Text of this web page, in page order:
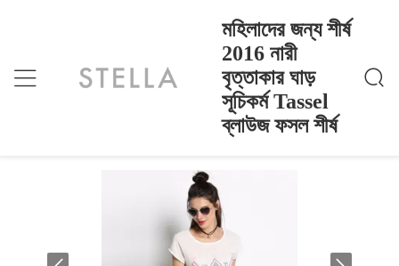
মহিলাদের জন্য শীর্ষ
2016 নারী
বৃত্তাকার ঘাড়
সূচিকর্ম Tassel
ব্লাউজ ফসল শীর্ষ
বাড়ি> >মহিলাদের জন্য শীর্ষ 2016 নারী বৃত্তাকার ঘাড় সূচিকর্ম Tassel ব্লাউ
জ ফসল শীর্ষ
মহিলাদের জন্য শীর্ষ 2016 নারী বৃত্তাকার ঘাড় সূচিকর্ম